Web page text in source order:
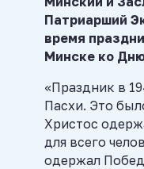
Патриарший
время
Минске ко
«Праздник в
Пасхи. Это
Христос
для всего
одержал